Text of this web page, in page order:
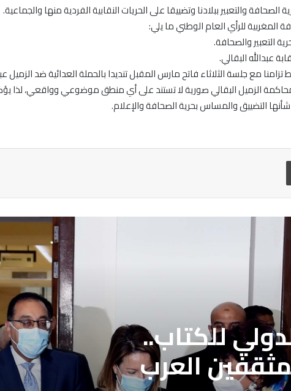
والتعبير ببلادنا وتضييقا على الحريات النقابية الفردية منها والجماعية.
المغربية للرأي العام الوطني ما يلي:
التعبير والصحافة.
عبدالله البقالي.
تزامنا مع جلسة الثلاثاء فاتح مارس المقبل تنديدا بالحملة العدائية ضد الزميل
محاكمة الزميل البقالي صورية لا تستند على أي منطق موضوعي وواقعي، لذا
التضييق والمساس بحرية الصحافة والإعلام.
طباعة
للكتاب..
العرب